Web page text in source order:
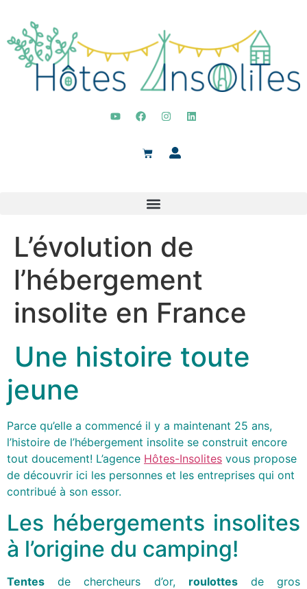
L’évolution de
l’hébergement
insolite en France
Une histoire toute
jeune
Parce qu’elle a commencé il y a maintenant 25 ans,
l’histoire de l’hébergement insolite se construit encore
tout doucement! L’agence Hôtes-Insolites vous propose
de découvrir ici les personnes et les entreprises qui ont
contribué à son essor.
Les hébergements insolites
à l’origine du camping!
Tentes de chercheurs d’or, roulottesde gros